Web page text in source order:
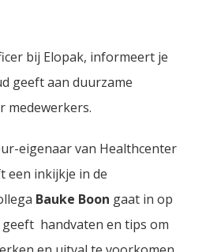
bij Elopak, informeert je
geeft aan duurzame
medewerkers.
eigenaar van Healthcenter
een inkijkje in de
Bauke Boon gaat in op
handvaten en tips om